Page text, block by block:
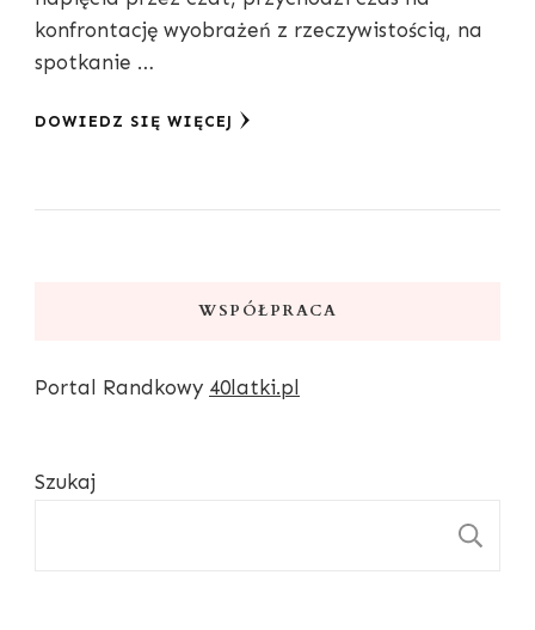
konfrontację wyobrażeń z rzeczywistością, na
spotkanie …
DOWIEDZ SIĘ WIĘCEJ
WSPÓŁPRACA
Portal Randkowy 40latki.pl
Szukaj